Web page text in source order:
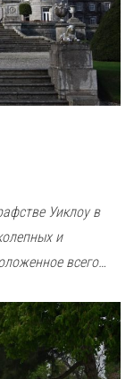
Уиклоу в
и
всего…